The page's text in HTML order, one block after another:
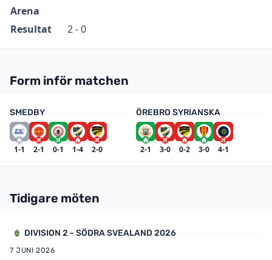
Arena
Resultat
2 - 0
Form inför matchen
SMEDBY
1-1 2-1 0-1 1-4 2-0
ÖREBRO SYRIANSKA
2-1 3-0 0-2 3-0 4-1
Tidigare möten
DIVISION 2 - SÖDRA SVEALAND 2026
7 JUNI 2026